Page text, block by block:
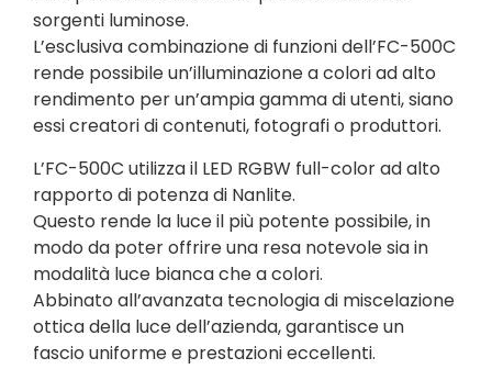
sorgenti luminose.
L’esclusiva combinazione di funzioni dell’FC-500C
rende possibile un’illuminazione a colori ad alto
rendimento per un’ampia gamma di utenti, siano
essi creatori di contenuti, fotografi o produttori.
L’FC-500C utilizza il LED RGBW full-color ad alto
rapporto di potenza di Nanlite.
Questo rende la luce il più potente possibile, in
modo da poter offrire una resa notevole sia in
modalità luce bianca che a colori.
Abbinato all’avanzata tecnologia di miscelazione
ottica della luce dell’azienda, garantisce un
fascio uniforme e prestazioni eccellenti.